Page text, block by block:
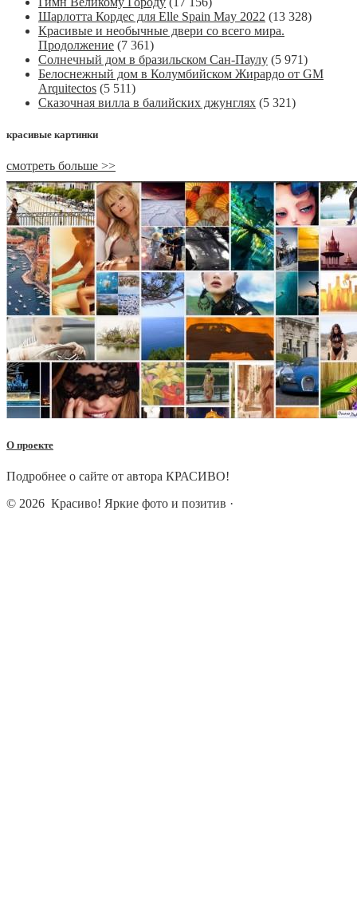
Шарлотта Кордес для Elle Spain May 2022 (13 328)
Красивые и необычные двери со всего мира.
Продолжение (7 361)
Солнечный дом в бразильском Сан-Паулу (5 971)
Белоснежный дом в Колумбийском Жирардо от GM
Arquitectos (5 511)
Сказочная вилла в балийских джунглях (5 321)
красивые картинки
смотреть больше >>
О проекте
Подробнее о сайте от автора КРАСИВО!
© 2026 Красиво! Яркие фото и позитив ·